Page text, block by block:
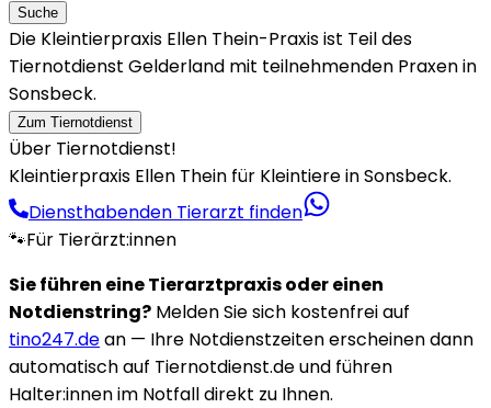
Suche
Die Kleintierpraxis Ellen Thein-Praxis ist Teil des
Tiernotdienst Gelderland mit teilnehmenden Praxen in
Sonsbeck.
Zum Tiernotdienst
Über Tiernotdienst!
Kleintierpraxis Ellen Thein für Kleintiere in Sonsbeck.
Diensthabenden Tierarzt finden
🐾Für Tierärzt:innen
Sie führen eine Tierarztpraxis oder einen
Notdienstring? Melden Sie sich kostenfrei auf
tino247.dean — Ihre Notdienstzeiten erscheinen dann
automatisch auf Tiernotdienst.de und führen
Halter:innen im Notfall direkt zu Ihnen.